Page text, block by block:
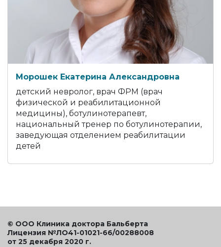
Морошек Екатерина Александровна
детский невролог, врач ФРМ (врач
физической и реабилитационной
медицины), ботулинотерапевт,
национальный тренер по ботулинотерапии,
заведующая отделением реабилитации
детей
© ООО Клиника доктора Бальберта
Лицензия №ЛО41-01021-66/00288008
от 25 декабря 2020 г.